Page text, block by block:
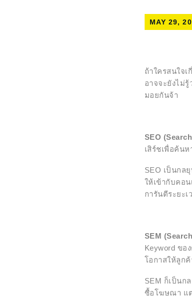
MAY 29,
ถ้าใครสนใจ
อาจจะยังไม่
มอยกันจ้า
SEO
เสิร์ชเพื่อค้น
SEO เป็นกล
ให้เข้ากับคอ
การันตีระยะ
SEM
Keyword ขอ
โอกาสให้ลูกค้
SEM ก็เป็นก
ซื้อโฆษณา แต่